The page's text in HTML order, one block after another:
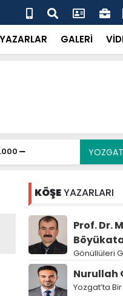
Gürlek’ten “Tek Çatı”
YAZARLAR GALERİ
KÖŞEYAZARLARI
Prof. Dr.
Gönüllüleri
Nurullah
Yozgat’ta